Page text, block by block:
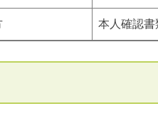
本人確認